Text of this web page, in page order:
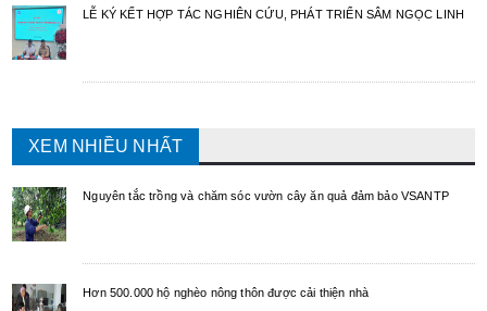
LỄ KÝ KẾT HỢP TÁC NGHIÊN CỨU, PHÁT TRIỂN SÂM NGỌC LINH
XEM NHIỀU NHẤT
Nguyên tắc trồng và chăm sóc vườn cây ăn quả đảm bảo VSANTP
Hơn 500.000 hộ nghèo nông thôn được cải thiện nhà